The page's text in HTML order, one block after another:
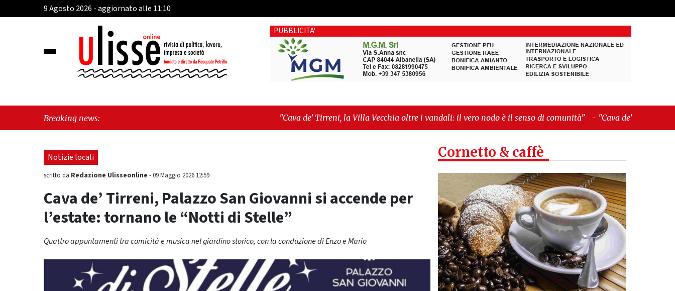
9 Agosto 2026 - aggiornato alle 11:10
PUBBLICITA'
Breaking news: "Cava de’ Tirreni, la Villa Vecchia oltre i vandali: il vero nodo è il senso di comunità" -"Cava de’ Tirreni, La
Fratellanza sull'ultima seduta consiliare: “Serve chiarezza!”"
Notizie locali
scritto da Redazione Ulisseonline -09 Maggio 2026 12:59
Cava de’ Tirreni, Palazzo San Giovanni si accende per
l’estate: tornano le “Notti di Stelle”
Quattro appuntamenti tra comicità e musica nel giardino storico, con la conduzione di Enzo e Mario
Cornetto & caffè